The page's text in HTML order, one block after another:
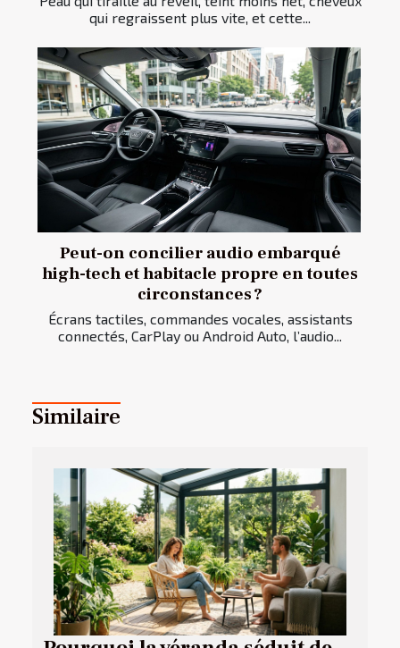
qui regraissent plus vite, et cette...
Peut-on concilier audio embarqué
high-tech et habitacle propre en toutes
circonstances ?
Écrans tactiles, commandes vocales, assistants
connectés, CarPlay ou Android Auto, l’audio...
Similaire